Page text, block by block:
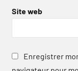
Site web
Enregistrer